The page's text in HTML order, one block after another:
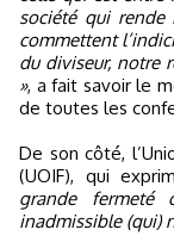
société qui rende
commettent
du diviseur, notre
», a fait savoir le
de toutes les
De son côté,
(UOIF), qui
grande fermeté
inadmissible (qui)